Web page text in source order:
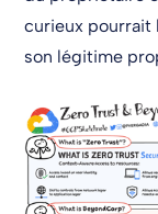
curieux pourrait
son légitime